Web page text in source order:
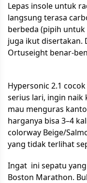
Lepas insole untuk
langsung terasa
berbeda (pipih
juga ikut disertakan.
Ortuseight benar-
Hypersonic 2.1
serius lari, ingin naik
mau menguras
harganya bisa 3–4
colorway Beige/
yang tidak terlihat
Ingat ini sepatu
Boston Marathon.